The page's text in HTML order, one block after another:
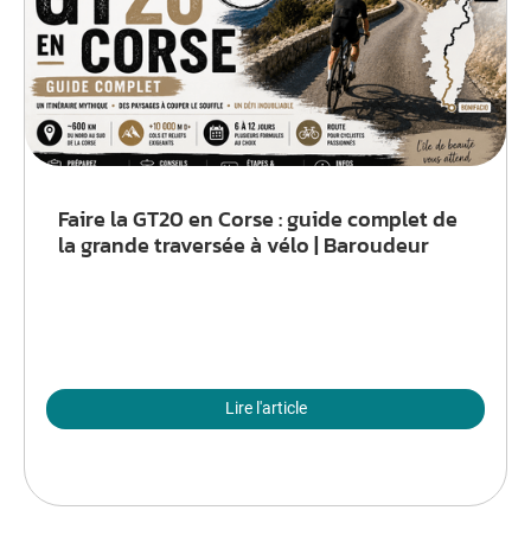
Faire la GT20 en Corse : guide complet de
la grande traversée à vélo | Baroudeur
Lire l'article